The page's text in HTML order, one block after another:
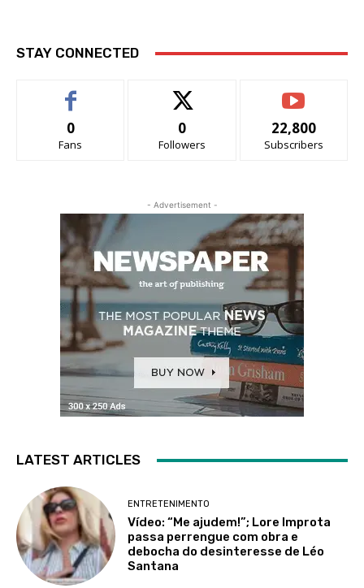
STAY CONNECTED
0
Fans
0
Followers
22,800
Subscribers
- Advertisement -
LATEST ARTICLES
ENTRETENIMENTO
Vídeo: “Me ajudem!”; Lore Improta
passa perrengue com obra e
debocha do desinteresse de Léo
Santana